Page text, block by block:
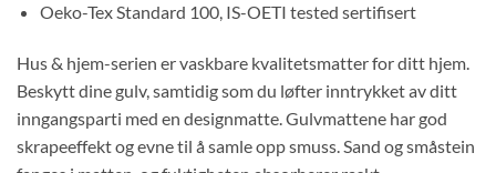
Oeko-Tex Standard 100, IS-OETI tested sertifisert
Hus & hjem-serien er vaskbare kvalitetsmatter for ditt hjem.
Beskytt dine gulv, samtidig som du løfter inntrykket av ditt
inngangsparti med en designmatte. Gulvmattene har god
skrapeeffekt og evne til å samle opp smuss. Sand og småstein